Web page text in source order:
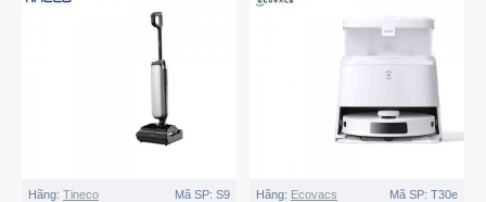
Hãng: Tineco Mã SP: S9 Hãng: Ecovacs Mã SP: T30e